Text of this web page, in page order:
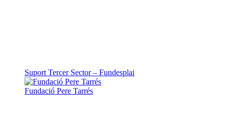
Suport Tercer Sector – Fundesplai